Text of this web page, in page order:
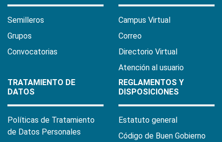
Semilleros
Grupos
Convocatorias
Campus Virtual
Correo
Directorio Virtual
Atención al usuario
TRATAMIENTO DE
DATOS
Políticas de Tratamiento
de Datos Personales
REGLAMENTOS Y
DISPOSICIONES
Estatuto general
Código de Buen Gobierno